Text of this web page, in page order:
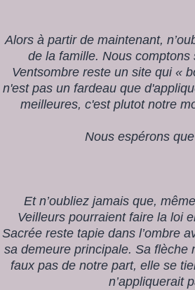
Alors à partir de maintenant,
de la famille. Nous
Ventsombre reste un site qui «
n'est pas un fardeau que
meilleures, c'est plutot notre
Nous espérons
Et n’oubliez jamais que,
Veilleurs pourraient faire la loi
Sacrée reste tapie dans l’ombre
sa demeure principale. Sa flèche
faux pas de notre part, elle se
n’appliquerait